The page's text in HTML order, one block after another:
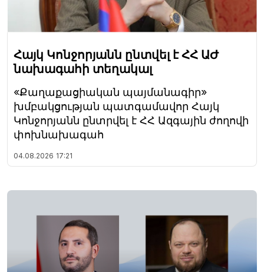
Հայկ Կոնջորյանն ընտվել է ՀՀ ԱԺ
նախագահի տեղակալ
«Քաղաքացիական պայմանագիր»
խմբակցության պատգամավոր Հայկ
Կոնջորյանն ընտրվել է ՀՀ Ազգային ժողովի
փոխնախագահ
04.08.2026 17:21